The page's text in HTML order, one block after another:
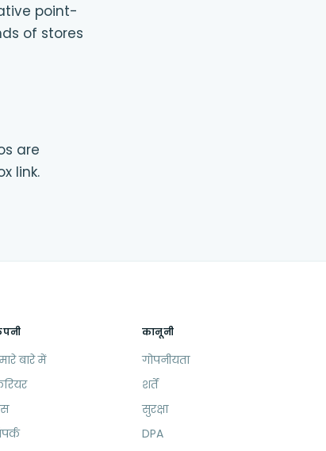
point-
of stores
are
link.
बारे में
कानूनी
गोपनीयता
शर्तें
सुरक्षा
DPA